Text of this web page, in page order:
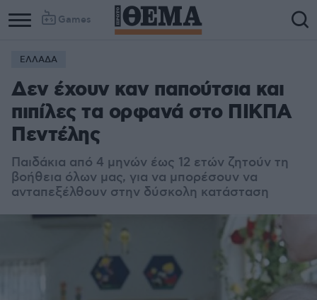
Games
ΕΛΛΑΔΑ
Δεν έχουν καν παπούτσια και
πιπίλες τα ορφανά στο ΠΙΚΠΑ
Πεντέλης
Παιδάκια από 4 μηνών έως 12 ετών ζητούν τη
βοήθεια όλων μας, για να μπορέσουν να
ανταπεξέλθουν στην δύσκολη κατάσταση